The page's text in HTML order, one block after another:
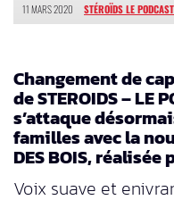
11 MARS 2020 STÉROÏDS LE PODCAST
Changement de
de STEROIDS – LE
s’attaque
familles avec la
DES BOIS,
Voix suave et